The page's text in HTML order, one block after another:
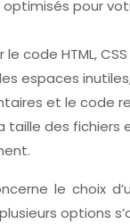
optimisés pour
le code HTML,
espaces
et le code
taille des fichiers
le choix
options